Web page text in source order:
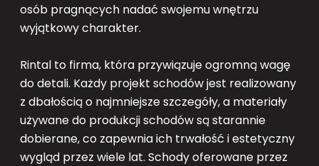
osób pragnących nadać swojemu wnętrzu
wyjątkowy charakter.
Rintal to firma, która przywiązuje ogromną wagę
do detali. Każdy projekt schodów jest realizowany
z dbałością o najmniejsze szczegóły, a materiały
używane do produkcji schodów są starannie
dobierane, co zapewnia ich trwałość i estetyczny
wygląd przez wiele lat. Schody oferowane przez